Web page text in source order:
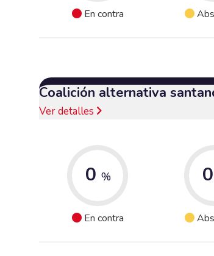
En contra
Coalición alternativa
Ver detalles
0 %
En contra
0